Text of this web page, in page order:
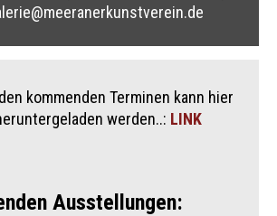
kommenden Terminen kann hier
werden..: LINK
Ausstellungen: